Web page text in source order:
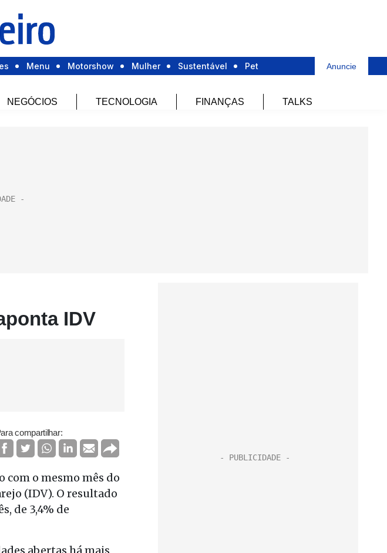
Menu Motorshow Mulher Sustentável Pet Anuncie
NEGÓCIOS TECNOLOGIA FINANÇAS TALKS
IDV
compartilhar:
com o mesmo mês do
(IDV). O resultado
de 3,4% de